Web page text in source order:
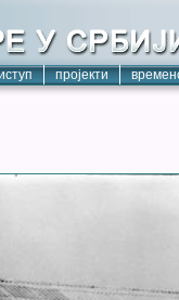
пројекти